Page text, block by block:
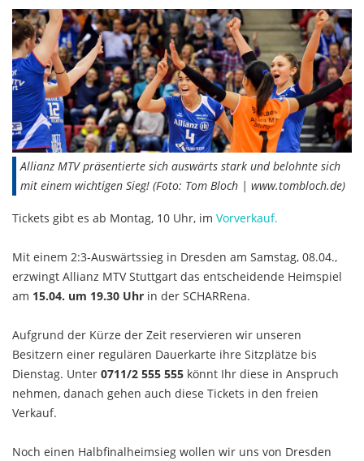
Allianz MTV präsentierte sich auswärts stark und belohnte sich
mit einem wichtigen Sieg! (Foto: Tom Bloch | www.tombloch.de)
Tickets gibt es ab Montag, 10 Uhr, im Vorverkauf.
Mit einem 2:3-Auswärtssieg in Dresden am Samstag, 08.04.,
erzwingt Allianz MTV Stuttgart das entscheidende Heimspiel
am 15.04. um 19.30 Uhr in der SCHARRena.
Aufgrund der Kürze der Zeit reservieren wir unseren
Besitzern einer regulären Dauerkarte ihre Sitzplätze bis
Dienstag. Unter 0711/2 555 555 könnt Ihr diese in Anspruch
nehmen, danach gehen auch diese Tickets in den freien
Verkauf.
Noch einen Halbfinalheimsieg wollen wir uns von Dresden